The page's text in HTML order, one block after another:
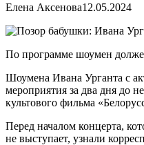
Елена Аксенова12.05.2024
По программе шоумен
Шоумена Ивана Урганта с
мероприятия за два дня до
культового фильма
Перед началом концерта,
не выступает, узнали